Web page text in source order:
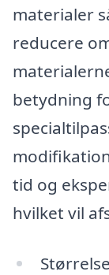
materialer
reducere
betydning
tid og
hvilket vil